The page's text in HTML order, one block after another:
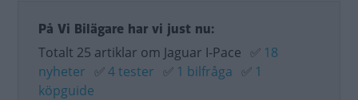
På Vi Bilägare har vi just nu:
Totalt 25 artiklar om Jaguar I-Pace ✅ 18
nyheter ✅4 tester ✅ 1 bilfråga ✅ 1
köpguide